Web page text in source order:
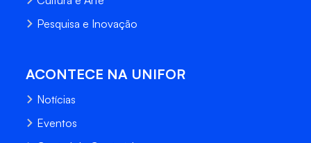
Pesquisa e Inovação
ACONTECE NA UNIFOR
Notícias
Eventos